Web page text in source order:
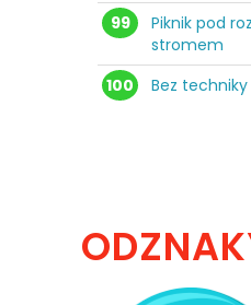
99
Piknik pod
stromem
100
Bez techniky